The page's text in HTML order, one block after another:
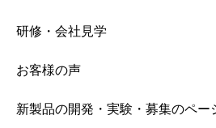
研修・会社見学
お客様の声
新製品の開発・実験・募集のペー